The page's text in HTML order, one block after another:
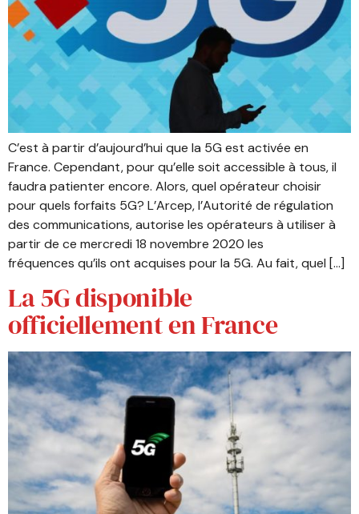
C’est à partir d’aujourd’hui que la 5G est activée en
France. Cependant, pour qu’elle soit accessible à tous, il
faudra patienter encore. Alors, quel opérateur choisir
pour quels forfaits 5G? L’Arcep, l’Autorité de régulation
des communications, autorise les opérateurs à utiliser à
partir de ce mercredi 18 novembre 2020 les
fréquences qu’ils ont acquises pour la 5G. Au fait, quel […]
La 5G disponible
officiellement en France